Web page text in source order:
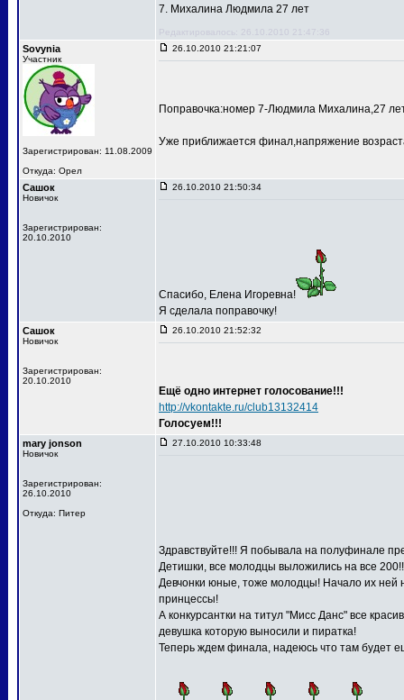
7. Михалина Людмила 27 лет
Редактировалось: 26.10.2010 21:47:36
Sovynia
Участник
Зарегистрирован: 11.08.2009
Откуда: Орел
26.10.2010 21:21:07
Поправочка:номер 7-Людмила Михалина,27
Уже приближается финал,напряжение
Сашок
Новичок
Зарегистрирован:
20.10.2010
26.10.2010 21:50:34
Спасибо, Елена Игоревна!
Я сделала поправочку!
Сашок
Новичок
Зарегистрирован:
20.10.2010
26.10.2010 21:52:32
Ещё одно интернет голосование!!!
http://vkontakte.ru/club13132414
Голосуем!!!
mary jonson
Новичок
Зарегистрирован:
26.10.2010
Откуда: Питер
27.10.2010 10:33:48
Здравствуйте!!! Я побывала на полуфинале
Детишки, все молодцы выложились на все
Девчонки юные, тоже молодцы! Начало их ней
принцессы!
А конкурсантки на титул "Мисс Данс" все
девушка которую выносили и пиратка!
Теперь ждем финала, надеюсь что там будет